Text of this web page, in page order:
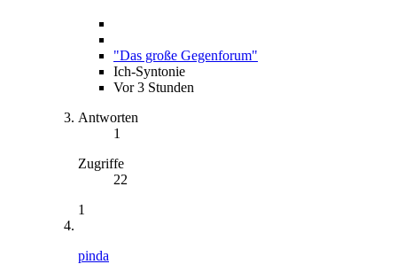
"Das große Gegenforum"
Ich-Syntonie
Vor 3 Stunden
Antworten
1
Zugriffe
22
1
pinda